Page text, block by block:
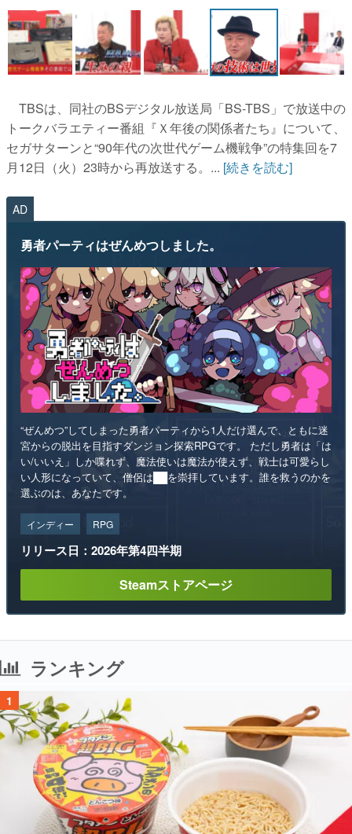
TBSは、同社のBSデジタル放送局「BS-TBS」で放送中の
トークバラエティー番組『Ｘ年後の関係者たち』について、
セガサターンと“90年代の次世代ゲーム機戦争”の特集回を7
月12日（火）23時から再放送する。... [続きを読む]
AD
勇者パーティはぜんめつしました。
“ぜんめつ”してしまった勇者パーティから1人だけ選んで、ともに迷
宮からの脱出を目指すダンジョン探索RPGです。 ただし勇者は「は
い/いいえ」しか喋れず、魔法使いは魔法が使えず、戦士は可愛らし
い人形になっていて、僧侶は██を崇拝しています。誰を救うのかを
選ぶのは、あなたです。
インディー RPG
リリース日：2026年第4四半期
Steamストアページ
ランキング
1